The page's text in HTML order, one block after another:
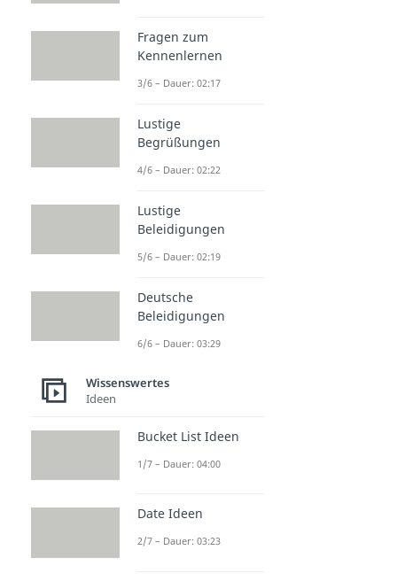
Fragen zum
Kennenlernen
3/6 – Dauer: 02:17
Lustige
Begrüßungen
4/6 – Dauer: 02:22
Lustige
Beleidigungen
5/6 – Dauer: 02:19
Deutsche
Beleidigungen
6/6 – Dauer: 03:29
Wissenswertes
Ideen
Bucket List Ideen
1/7 – Dauer: 04:00
Date Ideen
2/7 – Dauer: 03:23